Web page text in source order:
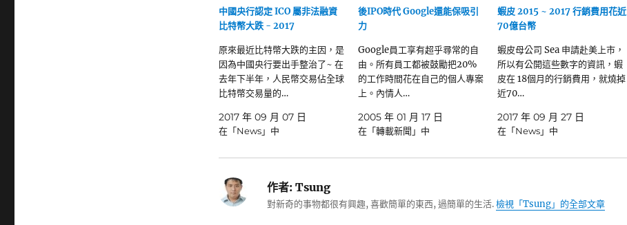
中國央行認定 ICO 屬非法融資
比特幣大跌 - 2017
原來最近比特幣大跌的主因，是
因為中國央行要出手整治了~ 在
去年下半年，人民幣交易佔全球
比特幣交易量的…
2017 年 09 月 07 日
在「News」中
後IPO時代 Google還能保吸引
力
Google員工享有超乎尋常的自
由。所有員工都被鼓勵把20%
的工作時間花在自己的個人專案
上。內情人…
2005 年 01 月 17 日
在「轉載新聞」中
蝦皮 2015 ~ 2017 行銷費用花近
70億台幣
蝦皮母公司 Sea 申請赴美上市，
所以有公開這些數字的資訊，蝦
皮在 18個月的行銷費用，就燒掉
近70…
2017 年 09 月 27 日
在「News」中
作者:Tsung
對新奇的事物都很有興趣, 喜歡簡單的東西, 過簡單的生活.檢視「Tsung」的全部文章